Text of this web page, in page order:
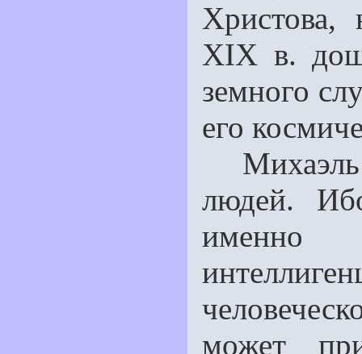
XIX в.
земного
его
Михаэль
людей.
именно
может